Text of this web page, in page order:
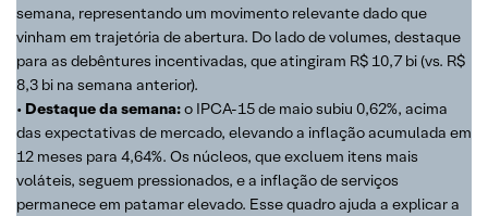
semana, representando um movimento relevante dado que
vinham em trajetória de abertura. Do lado de volumes, destaque
para as debêntures incentivadas, que atingiram R$ 10,7 bi (vs. R$
8,3 bi na semana anterior).
• Destaque da semana:o IPCA-15 de maio subiu 0,62%, acima
das expectativas de mercado, elevando a inflação acumulada em
12 meses para 4,64%. Os núcleos, que excluem itens mais
voláteis, seguem pressionados, e a inflação de serviços
permanece em patamar elevado. Esse quadro ajuda a explicar a